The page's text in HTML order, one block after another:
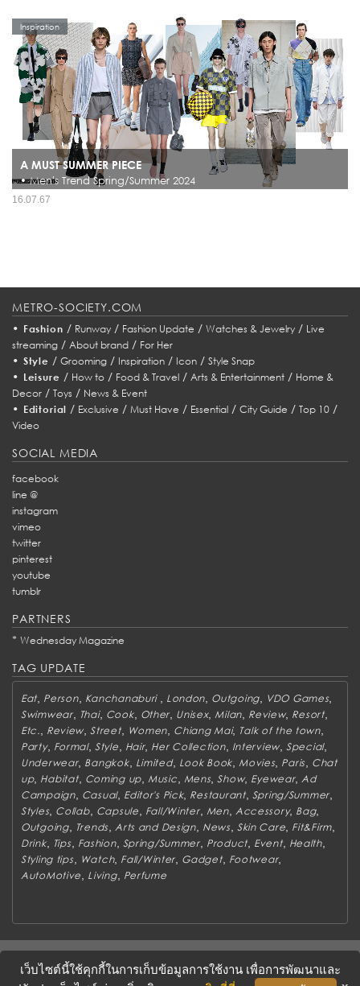
A MUST SUMMER PIECE
• Men's Trend Spring/Summer 2024
ต้อนรับฤดูร้อนกับการรวบรวมไอเดียเทรนด์การแต่งกาย Spring/Summer 2024 กับ
Inspiration
16.07.67
METRO-SOCIETY.COM
• Fashion / Runway/ Fashion Update / Watches & Jewelry/ Live
streaming / About brand / For Her
• Style / Grooming/ Inspiration/ Icon/ Style Snap
• Leisure / How to/ Food & Travel/ Arts & Entertainment/ Home &
Decor / Toys / News & Event
• Editorial / Exclusive /Must Have / Essential /City Guide /Top 10 /
Video
SOCIAL MEDIA
facebook
line @
instagram
vimeo
twitter
pinterest
youtube
tumblr
PARTNERS
* Wednesday Magazine
TAG UPDATE
Eat, Person, Kanchanaburi , London, Outgoing, VDO Games,
Swimwear, Thai, Cook, Other, Unisex,Milan, Review, Resort,
Etc., Review,Street, Women, Chiang Mai, Talk of the town,
Party, Formal, Style, Hair, Her Collection, Interview,Special,
Underwear, Bangkok, Limited, Look Book,Movies, Paris, Chat
up, Habitat, Coming up, Music, Mens,Show, Eyewear,Ad
Campaign, Casual, Editor's Pick, Restaurant, Spring/Summer,
Styles, Collab, Capsule, Fall/Winter, Men, Accessory, Bag,
Outgoing, Trends,Arts and Design, News, Skin Care, Fit&Firm,
Drink, Tips, Fashion, Spring/Summer, Product, Event, Health,
Styling tips, Watch, Fall/Winter, Gadget, Footwear,
AutoMotive, Living, Perfume
TERMS & CONDITIONS
PRIVACY POLICY
เว็บไซต์นี้ใช้คุกกี้ในการเก็บข้อมูลการใช้งาน เพื่อการพัฒนาและ